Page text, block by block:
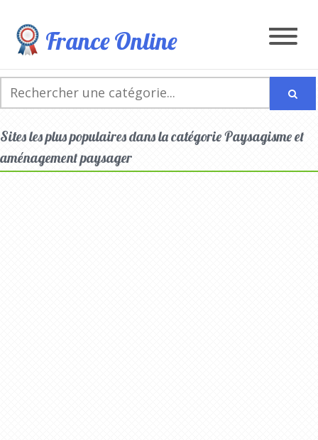
France Online
Sites les plus populaires dans la catégorie Paysagisme et
aménagement paysager